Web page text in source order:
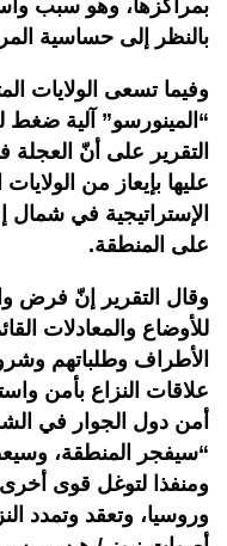
بمراكزها، وهو سبب
بالنظر إلى حساسية
وفيما تسعى الولايات
“المينورسو” آلية
التقرير على أنّ
عليها بإيعاز من
الإستراتيجية في
على المنطقة.
وقال التقرير إنّ فرض
للأوضاع والمعادلات
الأطراف وطلباتهم
علاقات النزاع بأمن
أمن دول الجوار في
“سيفجر المنطقة،
ومنفذا لتوغل قوى
وروسيا، وتعقد وتمدد